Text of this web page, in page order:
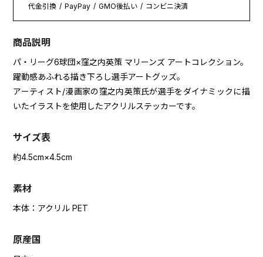
代金引換 PayPay GMO後払い コンビニ決済
商品説明
パ・リーグ6球団×窪之内英策 マリーンズ アートコレクション。
躍動感あふれる描き下ろし選手アートグッズ。
アーティスト/漫画家の窪之内英策氏が選手をダイナミックに描
いたイラストを使用したアクリルステッカーです。
サイズ表
約4.5cm×4.5cm
素材
本体：アクリル PET
原産国